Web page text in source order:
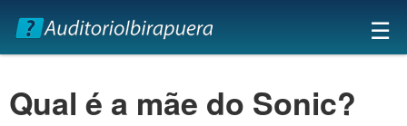
×
☰
Qual é a mãe do Sonic?